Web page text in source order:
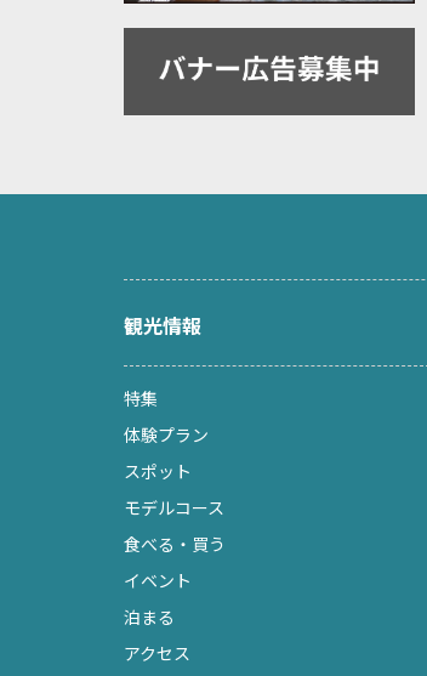
観光情報
特集
体験プラン
スポット
モデルコース
食べる・買う
イベント
泊まる
アクセス